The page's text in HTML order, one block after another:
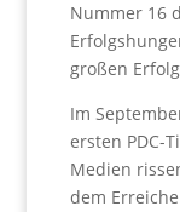
Nummer 16
großen
Im
ersten PDC-
Medien
dem